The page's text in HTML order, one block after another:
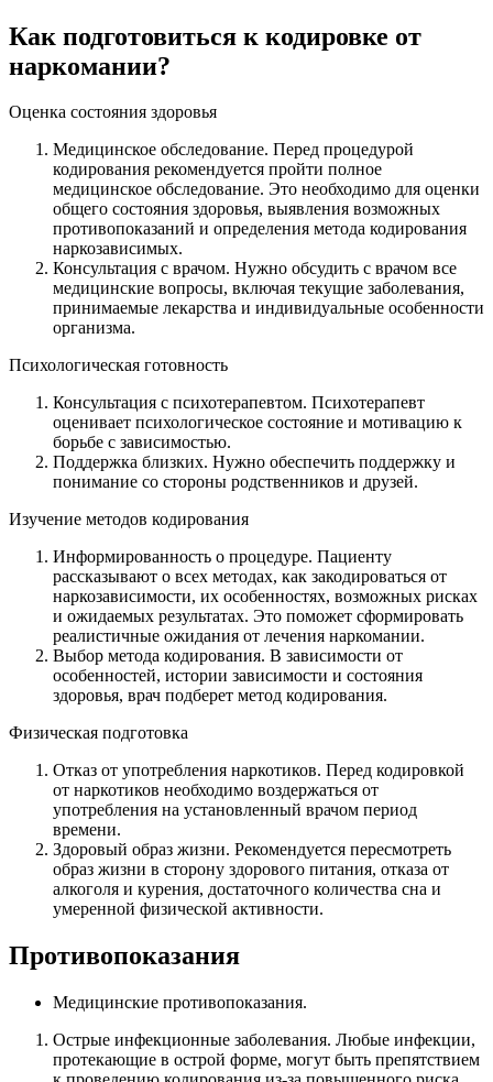
Как подготовиться к кодировке от
наркомании?
Оценка состояния здоровья
Медицинское обследование. Перед процедурой
кодирования рекомендуется пройти полное
медицинское обследование. Это необходимо для оценки
общего состояния здоровья, выявления возможных
противопоказаний и определения метода кодирования
наркозависимых.
Консультация с врачом. Нужно обсудить с врачом все
медицинские вопросы, включая текущие заболевания,
принимаемые лекарства и индивидуальные особенности
организма.
Психологическая готовность
Консультация с психотерапевтом. Психотерапевт
оценивает психологическое состояние и мотивацию к
борьбе с зависимостью.
Поддержка близких. Нужно обеспечить поддержку и
понимание со стороны родственников и друзей.
Изучение методов кодирования
Информированность о процедуре. Пациенту
рассказывают о всех методах, как закодироваться от
наркозависимости, их особенностях, возможных рисках
и ожидаемых результатах. Это поможет сформировать
реалистичные ожидания от лечения наркомании.
Выбор метода кодирования. В зависимости от
особенностей, истории зависимости и состояния
здоровья, врач подберет метод кодирования.
Физическая подготовка
Отказ от употребления наркотиков. Перед кодировкой
от наркотиков необходимо воздержаться от
употребления на установленный врачом период
времени.
Здоровый образ жизни. Рекомендуется пересмотреть
образ жизни в сторону здорового питания, отказа от
алкоголя и курения, достаточного количества сна и
умеренной физической активности.
Противопоказания
Медицинские противопоказания.
Острые инфекционные заболевания. Любые инфекции,
протекающие в острой форме, могут быть препятствием